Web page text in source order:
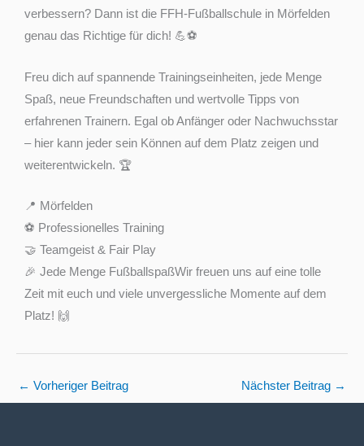
verbessern? Dann ist die FFH-Fußballschule in Mörfelden
genau das Richtige für dich! 💪⚽
Freu dich auf spannende Trainingseinheiten, jede Menge
Spaß, neue Freundschaften und wertvolle Tipps von
erfahrenen Trainern. Egal ob Anfänger oder Nachwuchsstar
– hier kann jeder sein Können auf dem Platz zeigen und
weiterentwickeln. 🏆
📍 Mörfelden
⚽ Professionelles Training
🤝 Teamgeist & Fair Play
🎉 Jede Menge FußballspaßWir freuen uns auf eine tolle
Zeit mit euch und viele unvergessliche Momente auf dem
Platz! 🙌
← Vorheriger Beitrag Nächster Beitrag →